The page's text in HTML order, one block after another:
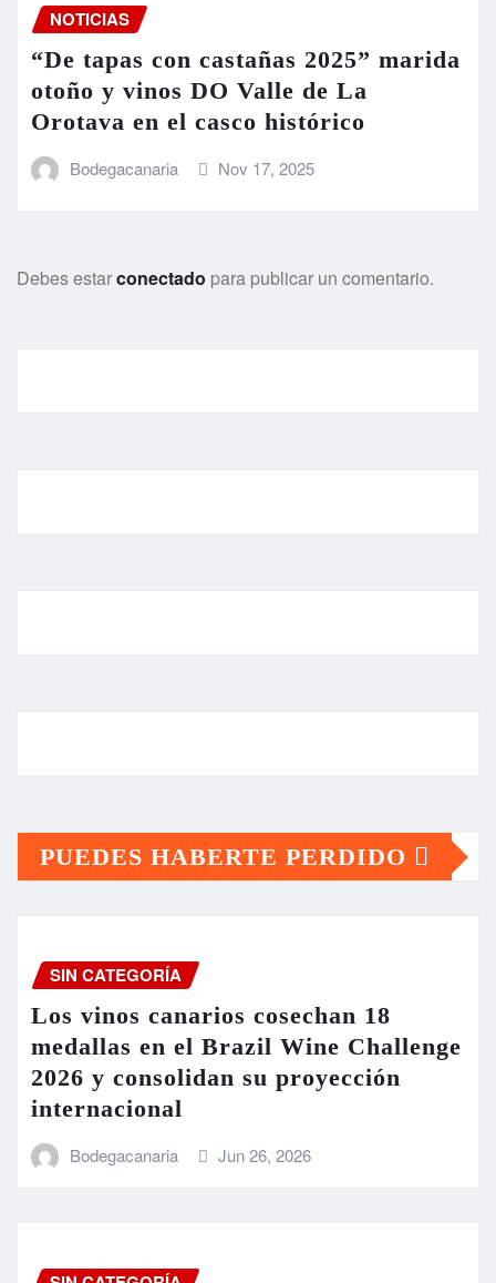
NOTICIAS
“De tapas con castañas 2025” marida
otoño y vinos DO Valle de La
Orotava en el casco histórico
Bodegacanaria Nov 17, 2025
Debes estarconectado para publicar un comentario.
PUEDES HABERTE PERDIDO
SIN CATEGORÍA
Los vinos canarios cosechan 18
medallas en el Brazil Wine Challenge
2026 y consolidan su proyección
internacional
Bodegacanaria Jun 26, 2026